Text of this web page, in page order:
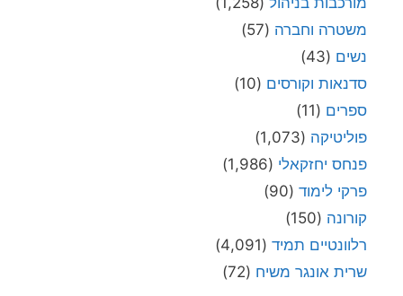
משטרה וחברה (57)
נשים (43)
סדנאות וקורסים (10)
ספרים (11)
פוליטיקה (1,073)
פנחס יחזקאלי (1,986)
פרקי לימוד (90)
קורונה (150)
רלוונטיים תמיד (4,091)
שרית אונגר משיח (72)